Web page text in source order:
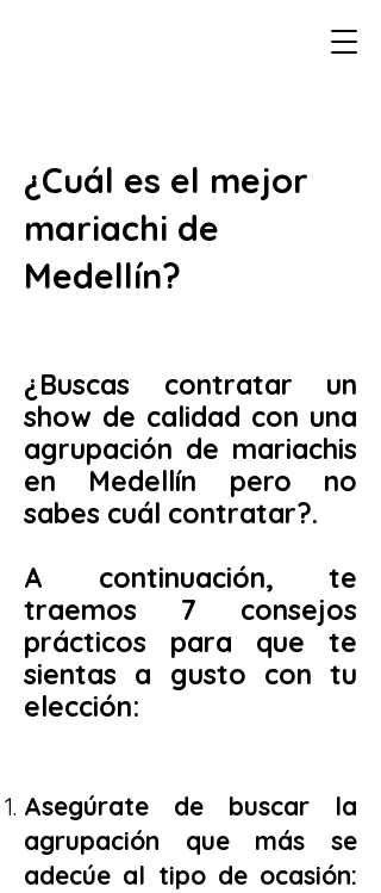
¿Cuál es el mejor
mariachi de
Medellín?
¿Buscas contratar un
show de calidad con una
agrupación de mariachis
en Medellín pero no
sabes cuál contratar?.
A continuación, te
traemos 7 consejos
prácticos para que te
sientas a gusto con tu
elección:
Asegúrate de buscar la
agrupación que más se
adecúe al tipo de ocasión: